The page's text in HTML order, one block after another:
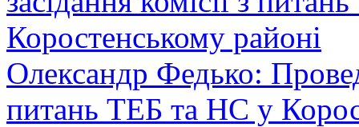
Олександр Федько:
питань ТЕБ та НС у